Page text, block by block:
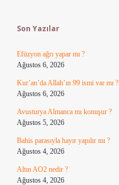
Son Yazılar
Efüzyon ağrı yapar mı ?
Ağustos 6, 2026
Kur’an’da Allah’ın 99 ismi var mı ?
Ağustos 6, 2026
Avusturya Almanca mı konuşur ?
Ağustos 5, 2026
Bahis parasıyla hayır yapılır mı ?
Ağustos 4, 2026
Altın AO2 nedir ?
Ağustos 4, 2026